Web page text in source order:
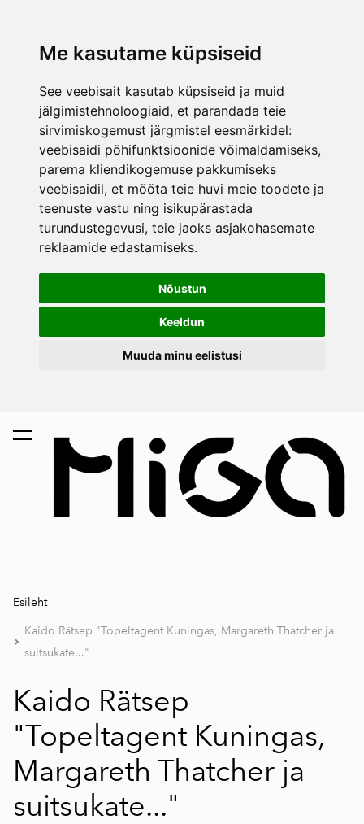
Me kasutame küpsiseid
See veebisait kasutab küpsiseid ja muid
jälgimistehnoloogiaid, et parandada teie
sirvimiskogemust järgmistel eesmärkidel:
veebisaidi põhifunktsioonide võimaldamiseks,
parema kliendikogemuse pakkumiseks
veebisaidil, et mõõta teie huvi meie toodete ja
teenuste vastu ning isikupärastada
turundustegevusi, teie jaoks asjakohasemate
reklaamide edastamiseks.
Nõustun
Keeldun
Muuda minu eelistusi
Esileht
Kaido Rätsep "Topeltagent Kuningas, Margareth Thatcher ja
suitsukate..."
Kaido Rätsep
"Topeltagent Kuningas,
Margareth Thatcher ja
suitsukate..."